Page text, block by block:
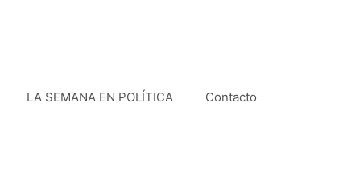
LA SEMANA EN POLÍTICA Contacto